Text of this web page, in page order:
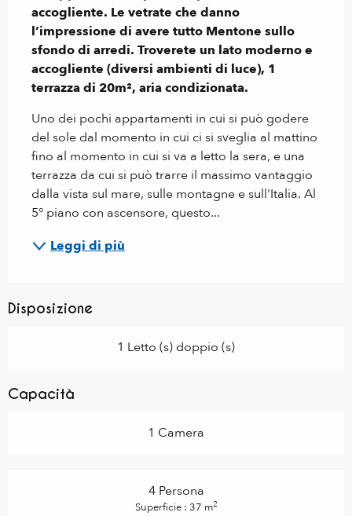
accogliente. Le vetrate che danno
l’impressione di avere tutto Mentone sullo
sfondo di arredi. Troverete un lato moderno e
accogliente (diversi ambienti di luce), 1
terrazza di 20m², aria condizionata.
Uno dei pochi appartamenti in cui si può godere
del sole dal momento in cui ci si sveglia al mattino
fino al momento in cui si va a letto la sera, e una
terrazza da cui si può trarre il massimo vantaggio
dalla vista sul mare, sulle montagne e sull'Italia. Al
5° piano con ascensore, questo...
Leggi di più
Disposizione
1 Letto (s) doppio (s)
Capacità
1 Camera
4 Persona
Superficie : 37 m2